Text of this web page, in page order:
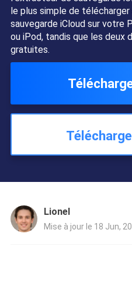
le plus simple de
sauvegarde iCloud sur votre
ou iPod, tandis que les deux
gratuites.
Lionel
Mise à jour le 18 Jun,